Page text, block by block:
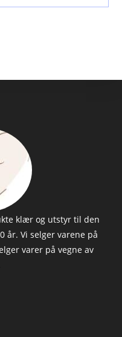
klær og utstyr til den
år. Vi selger varene på
varer på vegne av